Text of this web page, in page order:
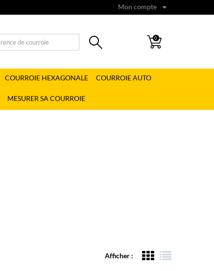
Mon compte
0
COURROIE HEXAGONALE COURROIE AUTO
MESURER SA COURROIE
Afficher :